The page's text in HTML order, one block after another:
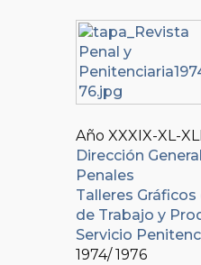
Año XXXIX-XL-
Dirección
Penales
Talleres
de Trabajo y
Servicio
1974/ 1976